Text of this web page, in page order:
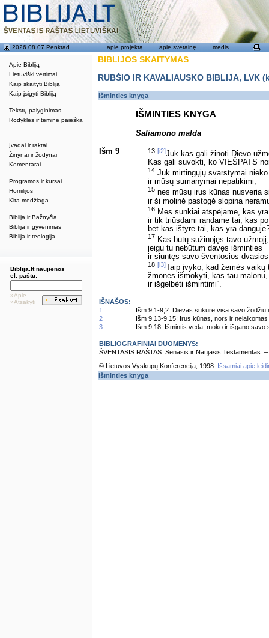
Apie Bibliją
Lietuviški vertimai
Kaip skaityti Bibliją
Kaip įsigyti Bibliją
Tekstų palyginimas
Rodyklės ir teminė paieška
Įvadai ir raktai
Žinynai ir žodynai
Komentarai
Programos ir kursai
Homilijos
Kita medžiaga
Biblija ir Bažnyčia
Biblija ir gyvenimas
Biblija ir teologija
2026 08 07 Penktad. apie projektą apie svetainę medis
Biblija.lt naujienos
el. paštu:
»Apie...
»Atsakyti
BIBLIJOS SKAITYMAS
RUBŠIO IR KAVALIAUSKO BIBLIJA,
Išminties knyga
IŠMINTIES KNYGA
Saliamono malda
Išm 9 13 [i2]Juk kas gali žinoti Dievo
Kas gali suvokti, ko VIEŠPATS
14 Juk mirtingųjų svarstymai
ir mūsų sumanymai nepatikimi,
15 nes mūsų irus kūnas nusveria
ir ši molinė pastogė slopina
16 Mes sunkiai atspėjame, kas
ir tik triūsdami randame tai, kas
bet kas ištyrė tai, kas yra
17 Kas būtų sužinojęs tavo užmojį,
jeigu tu nebūtum davęs išminties
ir siuntęs savo šventosios
18 [i3] Taip įvyko, kad žemės
žmonės išmokyti, kas tau malonu,
ir išgelbėti išmintimi“.
IŠNAŠOS:
1
Išm 9,1-9,2: Dievas sukūrė visa savo žodžiu
2
Išm 9,13-9,15: Irus kūnas, nors ir
3
Išm 9,18: Išmintis veda, moko ir išgano
BIBLIOGRAFINIAI DUOMENYS:
ŠVENTASIS RAŠTAS. Senasis ir Naujasis Testamentas.
© Lietuvos Vyskupų Konferencija, 1998.
Išsamiai apie
Išminties knyga